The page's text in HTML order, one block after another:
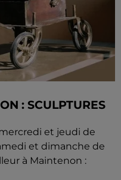
: SCULPTURES
et jeudi de
et dimanche de
à Maintenon :